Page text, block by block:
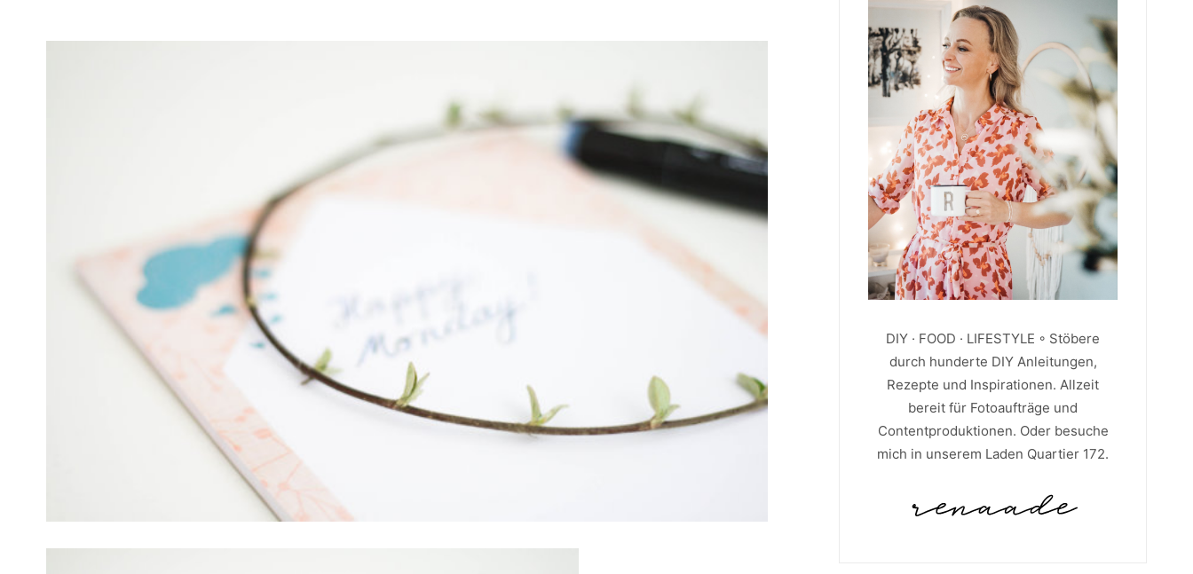
DIY · FOOD · LIFESTYLE ◦ Stöbere
durch hunderte DIY Anleitungen,
Rezepte und Inspirationen. Allzeit
bereit für Fotoaufträge und
Contentproduktionen. Oder besuche
mich in unserem Laden Quartier 172.